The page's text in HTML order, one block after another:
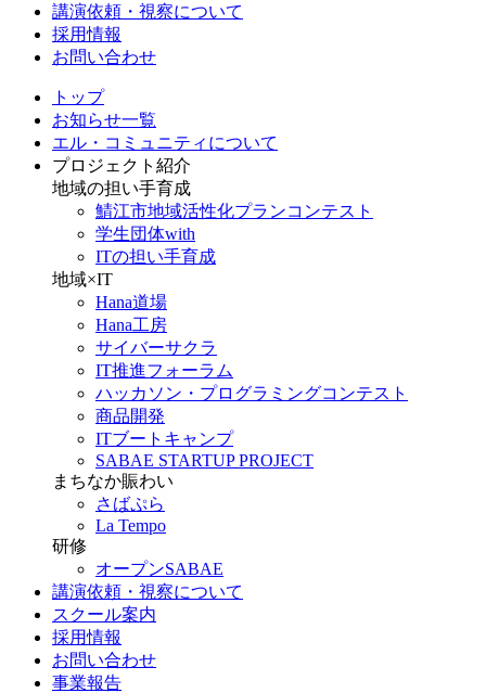
講演依頼・視察について
採用情報
お問い合わせ
トップ
お知らせ一覧
エル・コミュニティについて
プロジェクト紹介
地域の担い手育成
鯖江市地域活性化プランコンテスト
学生団体with
ITの担い手育成
地域×IT
Hana道場
Hana工房
サイバーサクラ
IT推進フォーラム
ハッカソン・プログラミングコンテスト
商品開発
ITブートキャンプ
SABAE STARTUP PROJECT
まちなか賑わい
さばぷら
La Tempo
研修
オープンSABAE
講演依頼・視察について
スクール案内
採用情報
お問い合わせ
事業報告